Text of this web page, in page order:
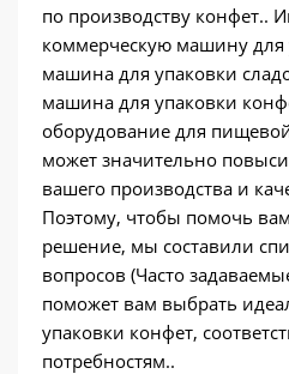
по производству конфет..
коммерческую машину для
машина для упаковки
машина для упаковки
оборудование для
может значительно
вашего производства и
Поэтому, чтобы помочь
решение, мы составили
вопросов (Часто
поможет вам выбрать
упаковки конфет,
потребностям..